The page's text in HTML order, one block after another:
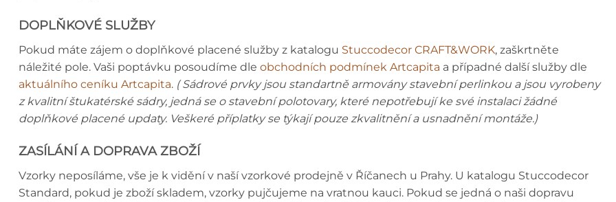
DOPLŇKOVÉ SLUŽBY
Pokud máte zájem o doplňkové placené služby z katalogu Stuccodecor CRAFT&WORK, zaškrtněte
náležité pole. Vaši poptávku posoudíme dle obchodních podmínek Artcapita a případné další služby dle
aktuálního ceníku Artcapita. ( Sádrové prvky jsou standartně armovány stavební perlinkou a jsou vyrobeny
z kvalitní štukatérské sádry, jedná se o stavební polotovary, které nepotřebují ke své instalaci žádné
doplňkové placené updaty. Veškeré příplatky se týkají pouze zkvalitnění a usnadnění montáže.)
ZASÍLÁNÍ A DOPRAVA ZBOŽÍ
Vzorky neposíláme, vše je k vidění v naší vzorkové prodejně v Říčanech u Prahy. U katalogu Stuccodecor
Standard, pokud je zboží skladem, vzorky pujčujeme na vratnou kauci. Pokud se jedná o naši dopravu